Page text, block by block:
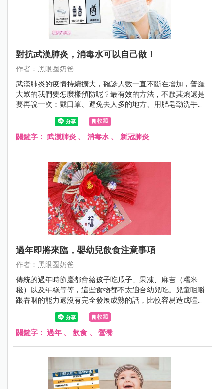
對抗武漢肺炎，消毒水可以自己做！
作者：黑眼圈奶爸
武漢肺炎的疫情持續擴大，確診人數一直不斷在增加，普羅
大眾的我們要怎麼樣預防呢？最有效的方法，不厭其煩還是
要再說一次：戴口罩、避免去人多的地方、用肥皂勤洗手，
另外，當需要消毒時怎麼辦呢？這次黑眼圈奶爸也來教大家
如何自製消毒水～
收藏
關鍵字： 武漢肺炎 、 消毒水 、 新冠肺炎
過年即將來臨，嬰幼兒飲食注意事項
作者：黑眼圈奶爸
傳統的過年時節慶都會給孩子吃瓜子、果凍、麻吉（糯米
糍）以及年糕等等，這些食物都不太適合幼兒吃。兒童咀嚼
跟吞咽的能力還沒有完全發展成熟的話，比較容易造成噎住
窒息的意外發生，這一點父母跟家長長輩們，要特別留意還
有事先跟長輩溝通好。
收藏
關鍵字： 過年 、 飲食 、 營養